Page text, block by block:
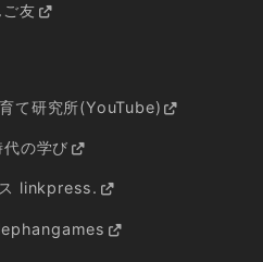
友
て研究所(YouTube)
の学び
linkpress.